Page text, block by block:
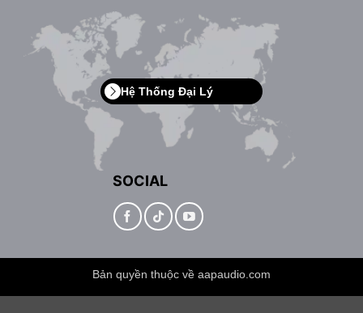
Hệ Thống Đại Lý
SOCIAL
Bản quyền thuộc về aapaudio.com